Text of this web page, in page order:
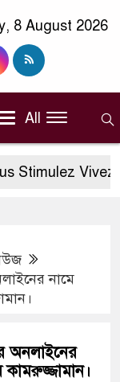
8 August 2026
All
Vivez
নামে
অনলাইনের